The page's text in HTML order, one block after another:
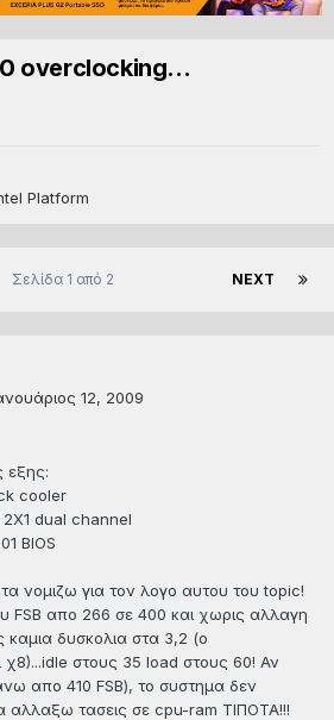
overclocking...
Platform
NEXT
Σελίδα 1 από 2
12, 2009
εξης:
cooler
dual channel
BIOS
νομιζω για τον λογο αυτου του topic!
FSB απο 266 σε 400 και χωρις αλλαγη
καμια δυσκολια στα 3,2 (ο
χ8)...idle στους 35 load στους 60! Αν
απο 410 FSB), το συστημα δεν
αλλαξω τασεις σε cpu-ram ΤΙΠΟΤΑ!!!